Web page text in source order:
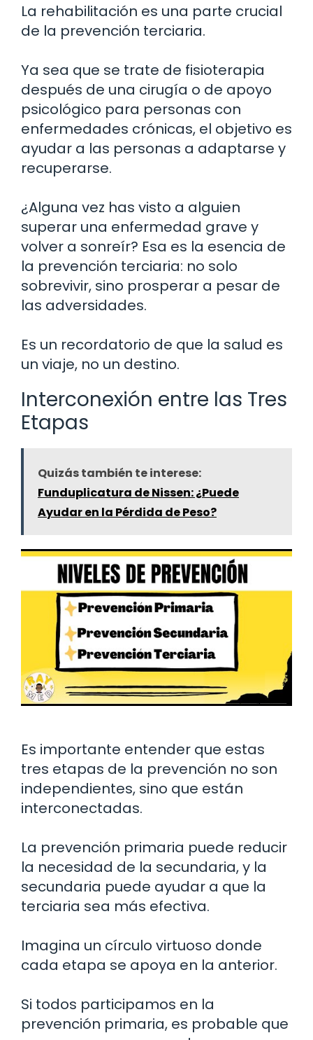
La rehabilitación es una parte crucial
de la prevención terciaria.
Ya sea que se trate de fisioterapia
después de una cirugía o de apoyo
psicológico para personas con
enfermedades crónicas, el objetivo es
ayudar a las personas a adaptarse y
recuperarse.
¿Alguna vez has visto a alguien
superar una enfermedad grave y
volver a sonreír? Esa es la esencia de
la prevención terciaria: no solo
sobrevivir, sino prosperar a pesar de
las adversidades.
Es un recordatorio de que la salud es
un viaje, no un destino.
Interconexión entre las Tres
Etapas
Quizás también te interese:
Funduplicatura de Nissen: ¿Puede
Ayudar en la Pérdida de Peso?
Es importante entender que estas
tres etapas de la prevención no son
independientes, sino que están
interconectadas.
La prevención primaria puede reducir
la necesidad de la secundaria, y la
secundaria puede ayudar a que la
terciaria sea más efectiva.
Imagina un círculo virtuoso donde
cada etapa se apoya en la anterior.
Si todos participamos en la
prevención primaria, es probable que